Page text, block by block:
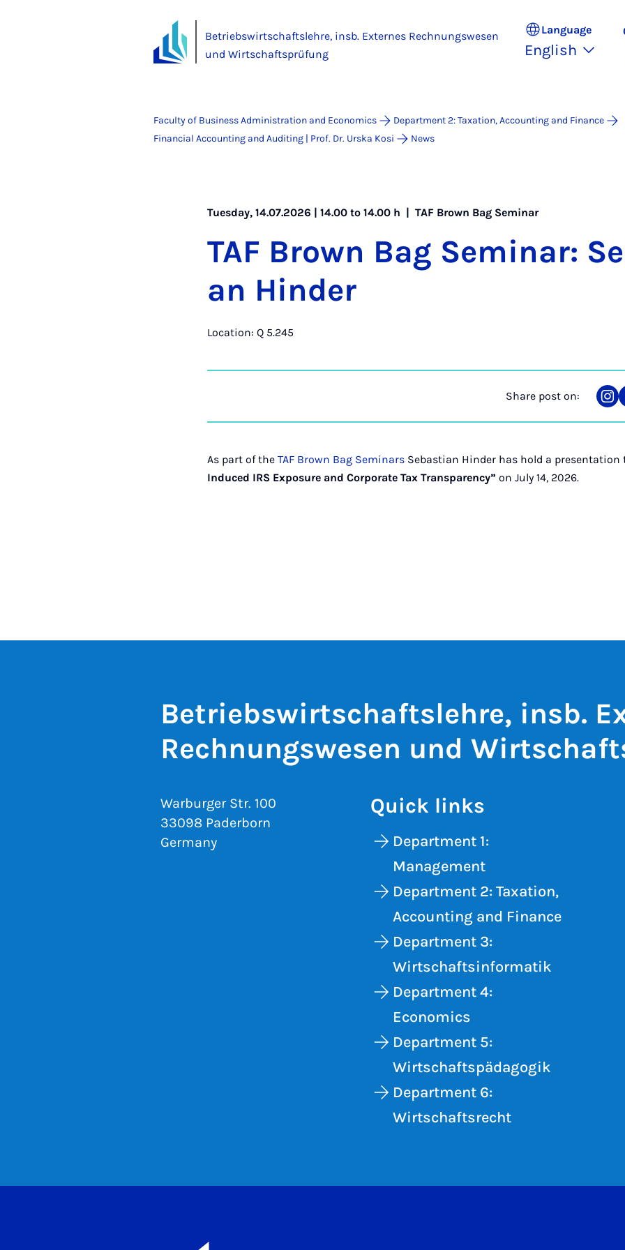
Betriebswirtschaftslehre, insb. Externes Rechnungswesen
und Wirtschaftsprüfung
Language
English
Faculty of Business Administration and Economics
Department 2: Taxation, Accounting and Finance
Financial Accounting and Auditing | Prof. Dr. Urska Kosi
News
Tuesday, 14.07.2026 | 14.00 to 14.00 h |TAF Brown Bag Seminar
TAF Brown Bag Sem­in­ar:
an Hinder
Location: Q 5.245
Share post on:
on
As part of theTAF Brown Bag Seminars Sebastian Hinder has hold a presentation
Induced IRS Exposure and Corporate Tax Transparency”on July 14, 2026.
Betriebswirtschaftslehre, insb.
Rechnungswesen und
Warburger Str. 100
33098 Paderborn
Germany
Quick links
Department 1:
Management
Department 2: Taxation,
Accounting and Finance
Department 3:
Wirtschaftsinformatik
Department 4:
Economics
Department 5:
Wirtschaftspädagogik
Department 6:
Wirtschaftsrecht